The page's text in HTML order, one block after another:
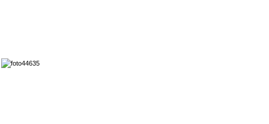
Geelgroene zegge × Gele zegge